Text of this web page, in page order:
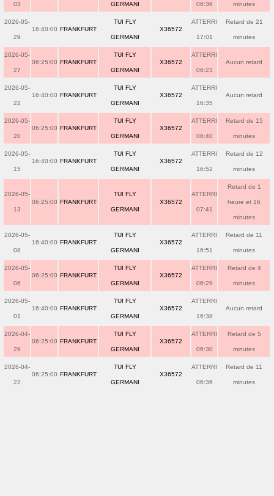
03 GERMANI 06:36 minutes
2026-05-
29
16:40:00 FRANKFURT
TUI FLY
GERMANI
X36572
ATTERRI
17:01
Retard de 21
minutes
2026-05-
27
06:25:00 FRANKFURT
TUI FLY
GERMANI
X36572
ATTERRI
06:23
Aucun retard
2026-05-
22
16:40:00 FRANKFURT
TUI FLY
GERMANI
X36572
ATTERRI
16:35
Aucun retard
2026-05-
20
06:25:00 FRANKFURT
TUI FLY
GERMANI
X36572
ATTERRI
06:40
Retard de 15
minutes
2026-05-
15
16:40:00 FRANKFURT
TUI FLY
GERMANI
X36572
ATTERRI
16:52
Retard de 12
minutes
2026-05-
13
06:25:00 FRANKFURT
TUI FLY
GERMANI
X36572
ATTERRI
07:41
Retard de 1
heure et 16
minutes
2026-05-
08
16:40:00 FRANKFURT
TUI FLY
GERMANI
X36572
ATTERRI
16:51
Retard de 11
minutes
2026-05-
06
06:25:00 FRANKFURT
TUI FLY
GERMANI
X36572
ATTERRI
06:29
Retard de 4
minutes
2026-05-
01
16:40:00 FRANKFURT
TUI FLY
GERMANI
X36572
ATTERRI
16:38
Aucun retard
2026-04-
29
06:25:00 FRANKFURT
TUI FLY
GERMANI
X36572
ATTERRI
06:30
Retard de 5
minutes
2026-04-
22
06:25:00 FRANKFURT
TUI FLY
GERMANI
X36572
ATTERRI
06:36
Retard de 11
minutes